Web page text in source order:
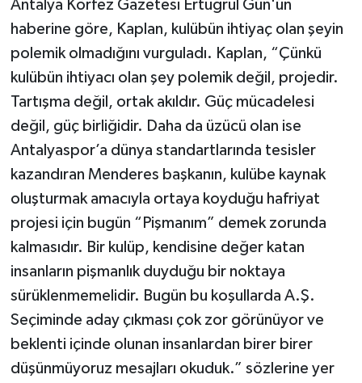
Antalya Körfez Gazetesi Ertuğrul Gün'ün
haberine göre, Kaplan, kulübün ihtiyaç olan şeyin
polemik olmadığını vurguladı. Kaplan, “Çünkü
kulübün ihtiyacı olan şey polemik değil, projedir.
Tartışma değil, ortak akıldır. Güç mücadelesi
değil, güç birliğidir. Daha da üzücü olan ise
Antalyaspor’a dünya standartlarında tesisler
kazandıran Menderes başkanın, kulübe kaynak
oluşturmak amacıyla ortaya koyduğu hafriyat
projesi için bugün “Pişmanım” demek zorunda
kalmasıdır. Bir kulüp, kendisine değer katan
insanların pişmanlık duyduğu bir noktaya
sürüklenmemelidir. Bugün bu koşullarda A.Ş.
Seçiminde aday çıkması çok zor görünüyor ve
beklenti içinde olunan insanlardan birer birer
düşünmüyoruz mesajları okuduk.” sözlerine yer